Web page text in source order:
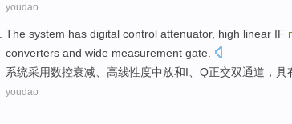
youdao
The system has digital control attenuator, high linear IF
converters and wide measurement gate.
系统采用数控衰减、 高线性度中放和I、 Q正交双通道 ，具
youdao